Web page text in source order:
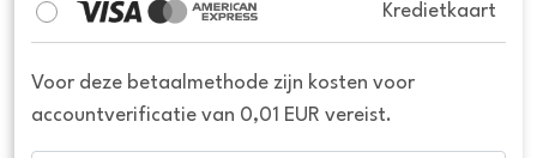
Kredietkaart
Voor deze betaalmethode zijn kosten voor
accountverificatie van 0,01 EUR vereist.